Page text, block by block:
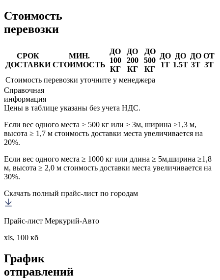
Стоимость
перевозки
СРОК
ДОСТАВКИ
МИН.
СТОИМОСТЬ
ДО
100
КГ
ДО
200
КГ
ДО
500
КГ
ДО
1Т
ДО
1.5Т
ДО
3Т
ОТ
3Т
Стоимость перевозки уточните у менеджера
Справочная
информация
Цены в таблице указаны без учета НДС.
Если вес одного места ≥ 500 кг или ≥ 3м, ширина ≥1,3 м,
высота ≥ 1,7 м стоимость доставки места увеличивается на
20%.
Если вес одного места ≥ 1000 кг или длина ≥ 5м,ширина ≥1,8
м, высота ≥ 2,0 м стоимость доставки места увеличивается на
30%.
Скачать полный прайс-лист по городам
Прайс-лист Меркурий-Авто
xls, 100 кб
График
отправлений